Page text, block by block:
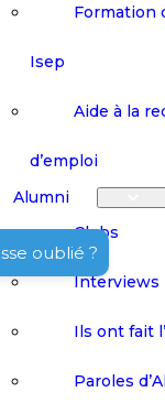
Formation
Isep
Aide à la
d’emploi
Alumni
Clubs
Interviews
Ils ont fait
Paroles
oublié ?